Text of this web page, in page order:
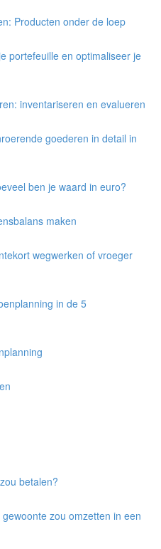
Producten onder de loep
portefeuille en optimaliseer je
inventariseren en evalueren
goederen in detail in
ben je waard in euro?
maken
wegwerken of vroeger
in de 5
betalen?
zou omzetten in een